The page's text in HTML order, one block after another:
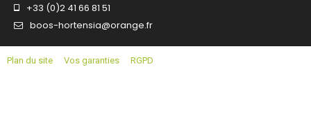
+33 (0)2 41 66 81 51
boos-hortensia@orange.fr
Plan du site Vos garanties RGPD